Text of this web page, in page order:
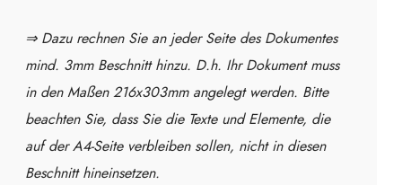
⇒ Dazu rechnen Sie an jeder Seite des Dokumentes
mind. 3mm Beschnitt hinzu. D.h. Ihr Dokument muss
in den Maßen 216x303mm angelegt werden. Bitte
beachten Sie, dass Sie die Texte und Elemente, die
auf der A4-Seite verbleiben sollen, nicht in diesen
Beschnitt hineinsetzen.